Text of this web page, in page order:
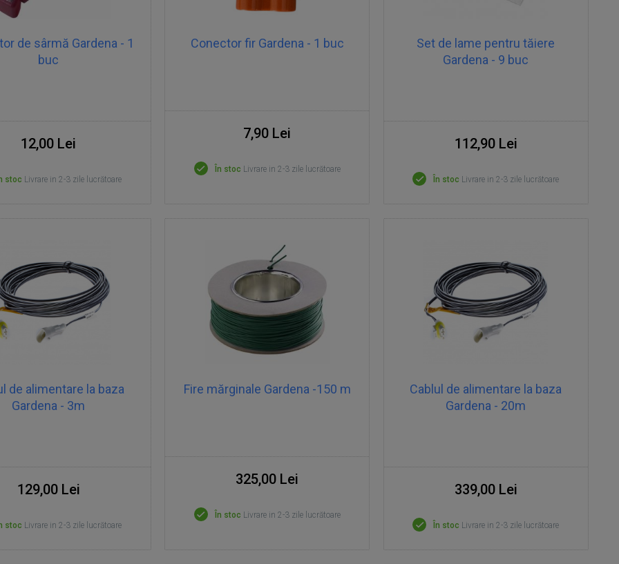
de sârmă Gardena - 1
buc
12,00 Lei
stoc Livrare in 2-3 zile lucrătoare
Conector fir Gardena - 1 buc
7,90 Lei
În stoc Livrare in 2-3 zile lucrătoare
Set de lame pentru tăiere
Gardena - 9 buc
112,90 Lei
În stoc Livrare in 2-3 zile lucrătoare
de alimentare la baza
Gardena - 3m
129,00 Lei
stoc Livrare in 2-3 zile lucrătoare
Fire mărginale Gardena -150 m
325,00 Lei
În stoc Livrare in 2-3 zile lucrătoare
Cablul de alimentare la baza
Gardena - 20m
339,00 Lei
În stoc Livrare in 2-3 zile lucrătoare